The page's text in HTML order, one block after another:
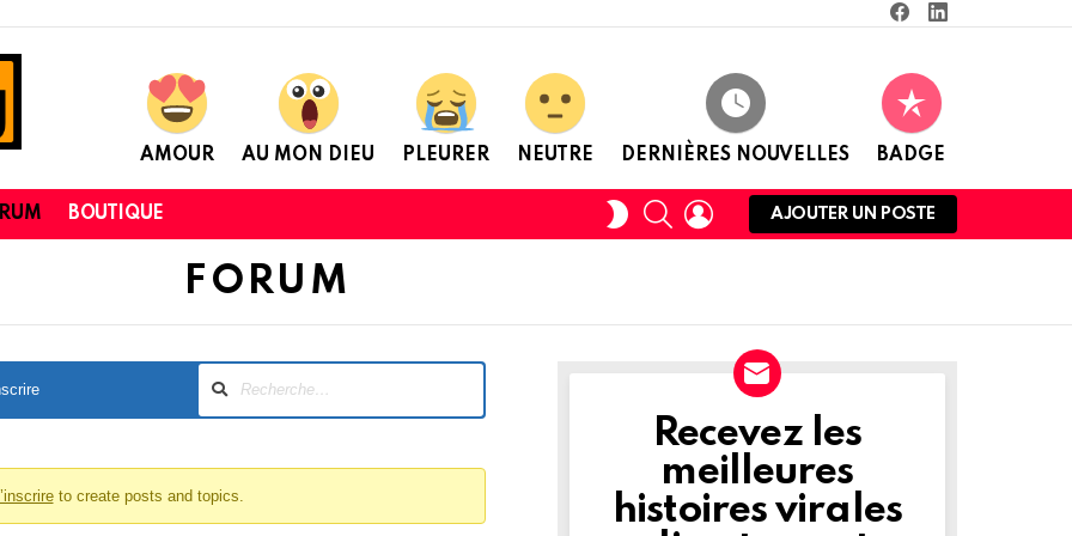
AMOUR AU MON DIEU PLEURER NEUTRE DERNIÈRES NOUVELLES BADGE
BOUTIQUE
CHANGERRECHERCHECONNEXION
AJOUTER UN POSTE
FORUM
to create posts and topics.
NEWSLETTER
Recevez les
meilleures
histoires virales